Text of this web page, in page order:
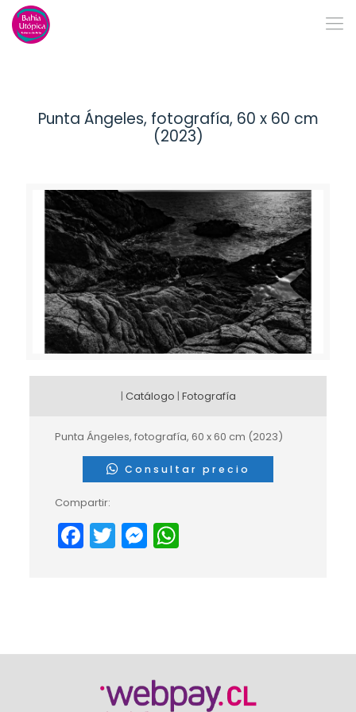
Punta Ángeles, fotografía, 60 x 60 cm
(2023)
| Catálogo | Fotografía
Punta Ángeles, fotografía, 60 x 60 cm (2023)
Consultar precio
Compartir:
Facebook
TwitterMessenger
WhatsApp